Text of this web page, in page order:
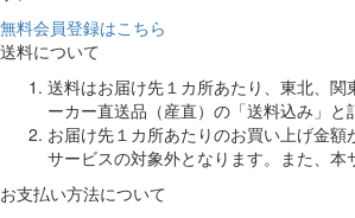
無料会員登録はこちら
送料について
送料はお届け先１カ所あたり、東北、
ーカー直送品（産直）の「送料込み」と
お届け先１カ所あたりのお買い上げ金
サービスの対象外となります。また、本
お支払い方法について